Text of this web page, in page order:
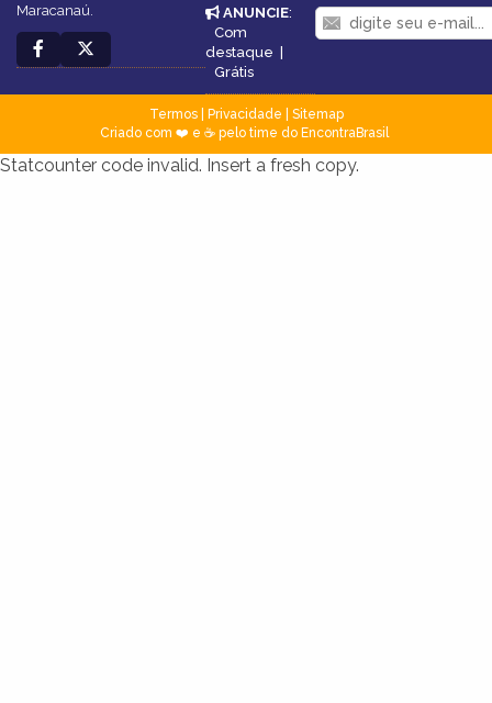
Maracanaú.
ANUNCIE:
Com
destaque
Grátis
Termos| Privacidade
Sitemap
Criado com ❤️ e ☕ pelo time do EncontraBrasil
Statcounter code invalid. Insert a fresh copy.